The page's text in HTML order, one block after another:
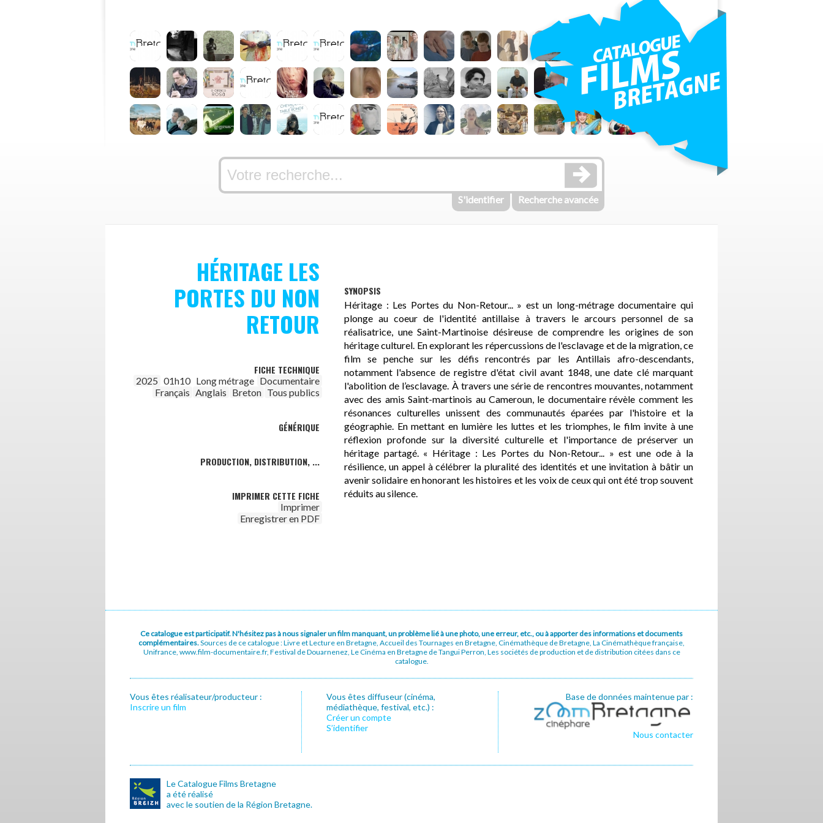
S'identifier Recherche avancée
HÉRITAGE LES
PORTES DU NON
RETOUR
FICHE TECHNIQUE
2025 01h10 Long métrage Documentaire
Français Anglais Breton Tous publics
GÉNÉRIQUE
PRODUCTION, DISTRIBUTION, ...
IMPRIMER CETTE FICHE
Imprimer
Enregistrer en PDF
SYNOPSIS
Héritage : Les Portes du Non-Retour... » est un long-métrage documentaire qui
plonge au coeur de l'identité antillaise à travers le arcours personnel de sa
réalisatrice, une Saint-Martinoise désireuse de comprendre les origines de son
héritage culturel. En explorant les répercussions de l'esclavage et de la migration, ce
film se penche sur les défis rencontrés par les Antillais afro-descendants,
notamment l'absence de registre d'état civil avant 1848, une date clé marquant
l'abolition de l’esclavage. À travers une série de rencontres mouvantes, notamment
avec des amis Saint-martinois au Cameroun, le documentaire révèle comment les
résonances culturelles unissent des communautés éparées par l'histoire et la
géographie. En mettant en lumière les luttes et les triomphes, le film invite à une
réflexion profonde sur la diversité culturelle et l'importance de préserver un
héritage partagé. « Héritage : Les Portes du Non-Retour... » est une ode à la
résilience, un appel à célébrer la pluralité des identités et une invitation à bâtir un
avenir solidaire en honorant les histoires et les voix de ceux qui ont été trop souvent
réduits au silence.
Ce catalogue est participatif. N'hésitez pas à nous signaler un film manquant, un problème lié à une photo, une erreur, etc., ou à apporter des informations et documents
complémentaires.Sources de ce catalogue : Livre et Lecture en Bretagne, Accueil des Tournages en Bretagne, Cinémathèque de Bretagne, La Cinémathèque française,
Unifrance, www.film-documentaire.fr, Festival de Douarnenez, Le Cinéma en Bretagne de Tangui Perron, Les sociétés de production et de distribution citées dans ce
catalogue.
Vous êtes réalisateur/producteur :
Inscrire un film
Vous êtes diffuseur (cinéma,
médiathèque, festival, etc.) :
Créer un compte
S’identifier
Base de données maintenue par :
Nous contacter
Le Catalogue Films Bretagne
a été réalisé
avec le soutien de la Région Bretagne.